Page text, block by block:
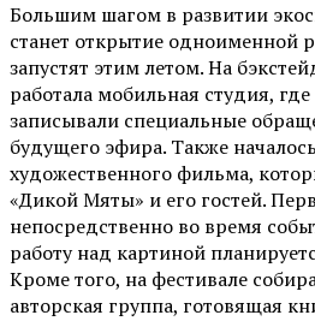
Большим шагом в развитии
станет открытие одноименной
запустят этим летом. На
работала мобильная студия,
записывали специальные
будущего эфира. Также
художественного фильма,
«Дикой Мяты» и его гостей.
непосредственно во время
работу над картиной
Кроме того, на фестивале
авторская группа, готовящая